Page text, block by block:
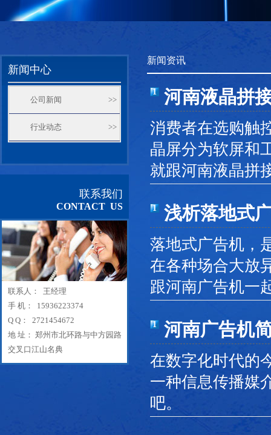
新闻中心
公司新闻 >>
行业动态 >>
联系我们
CONTACT US
联系人： 王经理
手 机： 15936223374
Q Q： 2721454672
地 址： 郑州市北环路与中方园路
交叉口江山名典
新闻资讯
1 河南液晶拼
消费者在选购触
晶屏分为软屏和
就跟河南液晶拼
1 浅析落地式
落地式广告机，
在各种场合大放
跟河南广告机一
1 河南广告机
在数字化时代的
一种信息传播媒
吧。